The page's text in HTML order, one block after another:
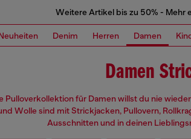
Weitere Artikel bis zu 50% - Mehr
Denim Herren Damen
Damen
Pulloverkollektion für Damen willst du nie
Wolle sind mit Strickjacken, Pullovern,
Ausschnitten und in deinen